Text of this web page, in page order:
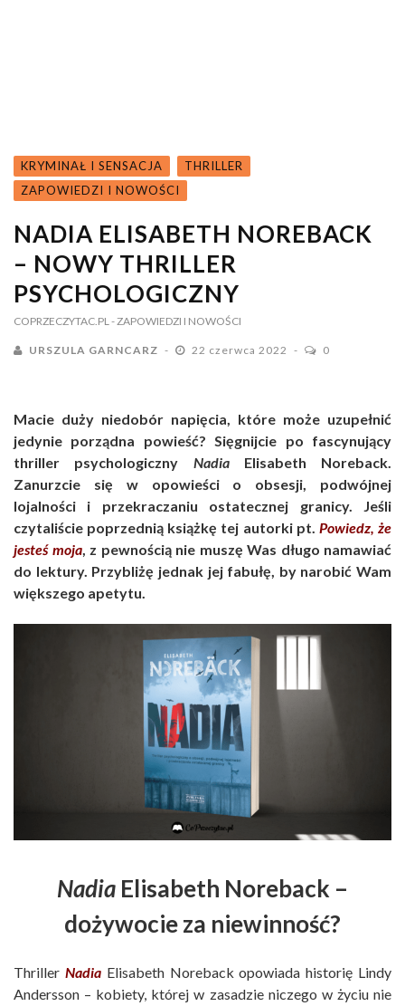
KRYMINAŁ I SENSACJA
THRILLER
ZAPOWIEDZI I NOWOŚCI
NADIA ELISABETH NOREBACK
– NOWY THRILLER
PSYCHOLOGICZNY
COPRZECZYTAC.PL - ZAPOWIEDZI I NOWOŚCI
URSZULA GARNCARZ 22 czerwca 2022 0
Macie duży niedobór napięcia, które może uzupełnić
jedynie porządna powieść? Sięgnijcie po fascynujący
thriller psychologiczny NadiaElisabeth Noreback.
Zanurzcie się w opowieści o obsesji, podwójnej
lojalności i przekraczaniu ostatecznej granicy. Jeśli
czytaliście poprzednią książkę tej autorki pt. Powiedz, że
jesteś moja, z pewnością nie muszę Was długo namawiać
do lektury. Przybliżę jednak jej fabułę, by narobić Wam
większego apetytu.
Nadia Elisabeth Noreback –
dożywocie za niewinność?
Thriller NadiaElisabeth Noreback opowiada historię Lindy
Andersson – kobiety, której w zasadzie niczego w życiu nie